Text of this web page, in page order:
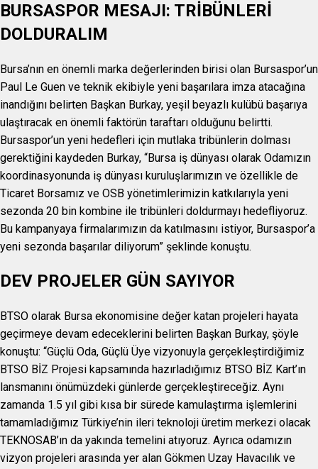
BURSASPOR MESAJI: TRİBÜNLERİ
DOLDURALIM
Bursa’nın en önemli marka değerlerinden birisi olan Bursaspor’un
Paul Le Guen ve teknik ekibiyle yeni başarılara imza atacağına
inandığını belirten Başkan Burkay, yeşil beyazlı kulübü başarıya
ulaştıracak en önemli faktörün taraftarı olduğunu belirtti.
Bursaspor’un yeni hedefleri için mutlaka tribünlerin dolması
gerektiğini kaydeden Burkay, “Bursa iş dünyası olarak Odamızın
koordinasyonunda iş dünyası kuruluşlarımızın ve özellikle de
Ticaret Borsamız ve OSB yönetimlerimizin katkılarıyla yeni
sezonda 20 bin kombine ile tribünleri doldurmayı hedefliyoruz.
Bu kampanyaya firmalarımızın da katılmasını istiyor, Bursaspor’a
yeni sezonda başarılar diliyorum” şeklinde konuştu.
DEV PROJELER GÜN SAYIYOR
BTSO olarak Bursa ekonomisine değer katan projeleri hayata
geçirmeye devam edeceklerini belirten Başkan Burkay, şöyle
konuştu: “Güçlü Oda, Güçlü Üye vizyonuyla gerçekleştirdiğimiz
BTSO BİZ Projesi kapsamında hazırladığımız BTSO BİZ Kart’ın
lansmanını önümüzdeki günlerde gerçekleştireceğiz. Aynı
zamanda 1.5 yıl gibi kısa bir sürede kamulaştırma işlemlerini
tamamladığımız Türkiye’nin ileri teknoloji üretim merkezi olacak
TEKNOSAB’ın da yakında temelini atıyoruz. Ayrıca odamızın
vizyon projeleri arasında yer alan Gökmen Uzay Havacılık ve